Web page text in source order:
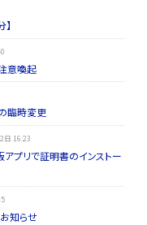
意喚起
臨時変更
日 16:23
プリで証明書のインストー
知らせ